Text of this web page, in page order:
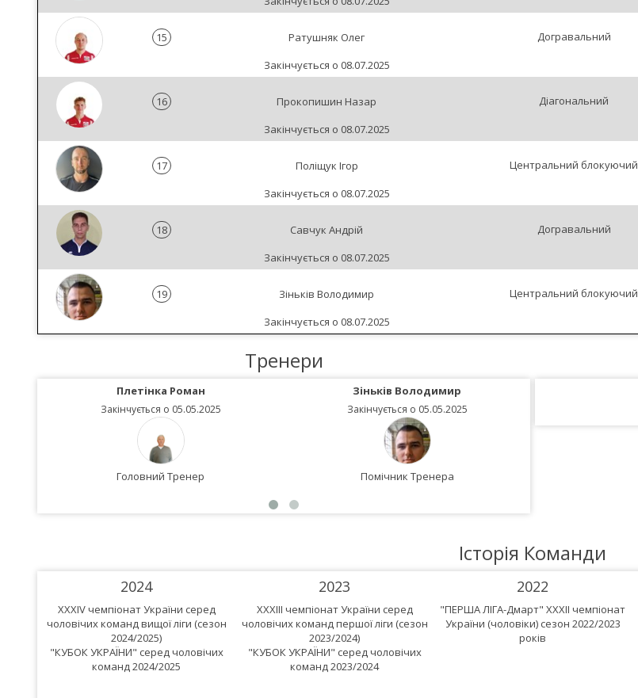
15
Ратушняк Олег
Закінчується о 08.07.2025
Догравальний
16
Прокопишин Назар
Закінчується о 08.07.2025
Діагональний
17
Поліщук Ігор
Закінчується о 08.07.2025
Центральний блокуючий
18
Савчук Андрій
Закінчується о 08.07.2025
Догравальний
19
Зіньків Володимир
Закінчується о 08.07.2025
Центральний блокуючий
Тренери
Плетінка Роман
Закінчується о 05.05.2025
Головний Тренер
Зіньків Володимир
Закінчується о 05.05.2025
Помічник Тренера
Історія Команди
2024
XXXIV чемпіонат України серед
чоловічих команд вищої ліги (сезон
2024/2025)
"КУБОК УКРАЇНИ" серед чоловічих
команд 2024/2025
2023
XXXIII чемпіонат України серед
чоловічих команд першої ліги (сезон
2023/2024)
"КУБОК УКРАЇНИ" серед чоловічих
команд 2023/2024
2022
"ПЕРША ЛІГА-Дмарт" XXXII чемпіонат
України (чоловіки) сезон 2022/2023
років